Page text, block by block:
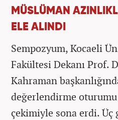
MÜSLÜMAN
ELE ALINDI
Sempozyum, Kocaeli
Fakültesi Dekanı Prof.
Kahraman
değerlendirme
çekimiyle sona erdi. Üç